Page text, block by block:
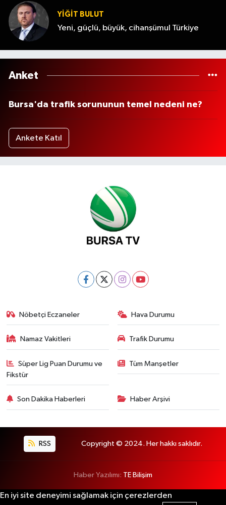
YİĞİT BULUT
Yeni, güçlü, büyük, cihanşümul Türkiye
Anket
Bursa'da trafik sorununun temel nedeni ne?
Ankete Katıl
Nöbetçi Eczaneler Hava Durumu
Namaz Vakitleri Trafik Durumu
Süper Lig Puan Durumu ve
Fikstür
Tüm Manşetler
Son Dakika Haberleri Haber Arşivi
RSS Copyright © 2024. Her hakkı saklıdır.
Haber Yazılımı: TE Bilişim
En iyi site deneyimi sağlamak için çerezlerden